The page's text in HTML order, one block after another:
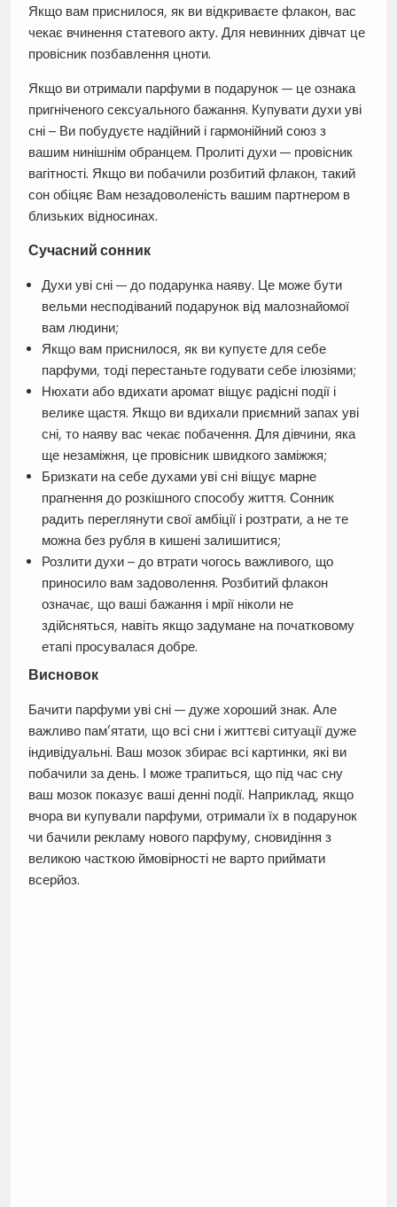
Якщо вам приснилося, як ви відкриваєте флакон, вас
чекає вчинення статевого акту. Для невинних дівчат це
провісник позбавлення цноти.
Якщо ви отримали парфуми в подарунок — це ознака
пригніченого сексуального бажання. Купувати духи уві
сні – Ви побудуєте надійний і гармонійний союз з
вашим нинішнім обранцем. Пролиті духи — провісник
вагітності. Якщо ви побачили розбитий флакон, такий
сон обіцяє Вам незадоволеність вашим партнером в
близьких відносинах.
Сучасний сонник
Духи уві сні — до подарунка наяву. Це може бути
вельми несподіваний подарунок від малознайомої
вам людини;
Якщо вам приснилося, як ви купуєте для себе
парфуми, тоді перестаньте годувати себе ілюзіями;
Нюхати або вдихати аромат віщує радісні події і
велике щастя. Якщо ви вдихали приємний запах уві
сні, то наяву вас чекає побачення. Для дівчини, яка
ще незаміжня, це провісник швидкого заміжжя;
Бризкати на себе духами уві сні віщує марне
прагнення до розкішного способу життя. Сонник
радить переглянути свої амбіції і розтрати, а не те
можна без рубля в кишені залишитися;
Розлити духи – до втрати чогось важливого, що
приносило вам задоволення. Розбитий флакон
означає, що ваші бажання і мрії ніколи не
здійсняться, навіть якщо задумане на початковому
етапі просувалася добре.
Висновок
Бачити парфуми уві сні — дуже хороший знак. Але
важливо пам’ятати, що всі сни і життєві ситуації дуже
індивідуальні. Ваш мозок збирає всі картинки, які ви
побачили за день. І може трапиться, що під час сну
ваш мозок показує ваші денні події. Наприклад, якщо
вчора ви купували парфуми, отримали їх в подарунок
чи бачили рекламу нового парфуму, сновидіння з
великою часткою ймовірності не варто приймати
всерйоз.